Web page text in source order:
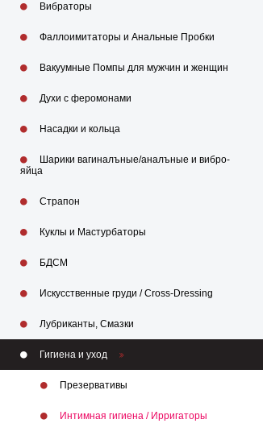
Вибраторы
Фаллоимитаторы и Анальные Пробки
Вакуумные Помпы для мужчин и женщин
Духи с феромонами
Насадки и кольца
Шарики вагиналъные/аналъные и вибро-
яйца
Страпон
Куклы и Мастурбаторы
БДСМ
Искусственные груди / Cross-Dressing
Лубриканты, Смазки
Гигиена и уход
Презервативы
Интимная гигиена / Ирригаторы